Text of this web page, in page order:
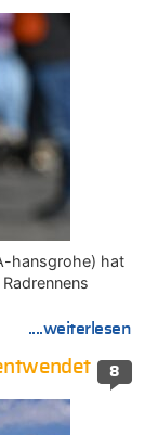
hansgrohe) hat
....weiterlesen
8